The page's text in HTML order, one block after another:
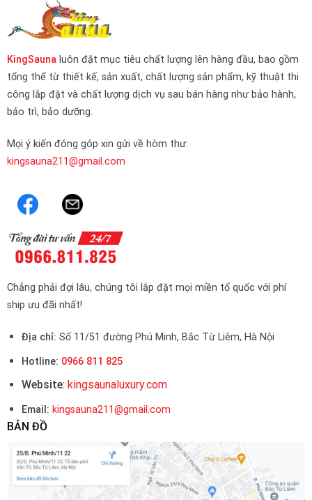
KingSaunaluôn đặt mục tiêu chất lượng lên hàng đầu, bao gồm
tổng thể từ thiết kế, sản xuất, chất lượng sản phẩm, kỹ thuật thi
công lắp đặt và chất lượng dịch vụ sau bán hàng như bảo hành,
bảo trì, bảo dưỡng.
Mọi ý kiến đóng góp xin gửi về hòm thư:
kingsauna211@gmail.com
Chẳng phải đợi lâu, chúng tôi lắp đặt mọi miền tổ quốc với phí
ship ưu đãi nhất!
Địa chỉ: Số 11/51 đường Phú Minh, Bắc Từ Liêm, Hà Nội
Hotline: 0966 811 825
Website: kingsaunaluxury.com
Email: kingsauna211@gmail.com
BẢN ĐỒ